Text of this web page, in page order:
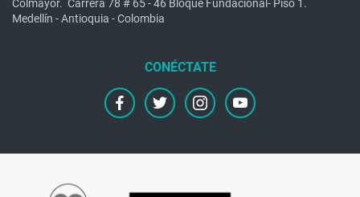
Colmayor. Carrera 78 # 65 - 46 Bloque Fundacional- Piso 1.
Medellín - Antioquia - Colombia
facebooktwitter instagramyoutube